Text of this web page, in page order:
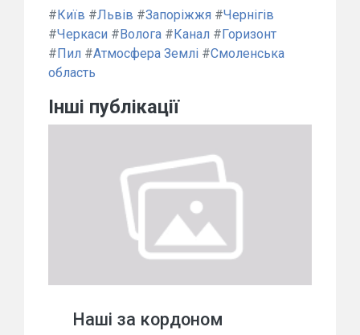
# Київ #Львів #Запоріжжя #Чернігів
#Черкаси # Волога # Канал # Горизонт
# Пил #Атмосфера Землі #Смоленська
область
Інші публікації
Наші за кордоном